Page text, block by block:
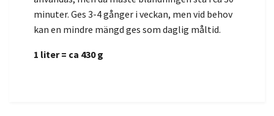
minuter. Ges 3-4 gånger i veckan, men vid behov
kan en mindre mängd ges som daglig måltid.
1 liter = ca 430 g